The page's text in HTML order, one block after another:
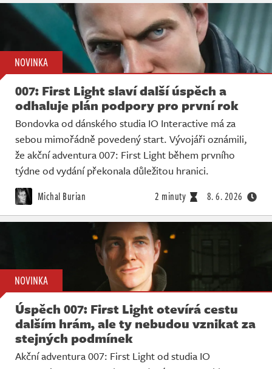
NOVINKA
007: First Light slaví další úspěch a
odhaluje plán podpory pro první rok
Bondovka od dánského studia IO Interactive má za
sebou mimořádně povedený start. Vývojáři oznámili,
že akční adventura 007: First Light během prvního
týdne od vydání překonala důležitou hranici.
Michal Burian 2 minuty 8. 6. 2026
NOVINKA
Úspěch 007: First Light otevírá cestu
dalším hrám, ale ty nebudou vznikat za
stejných podmínek
Akční adventura 007: First Light od studia IO